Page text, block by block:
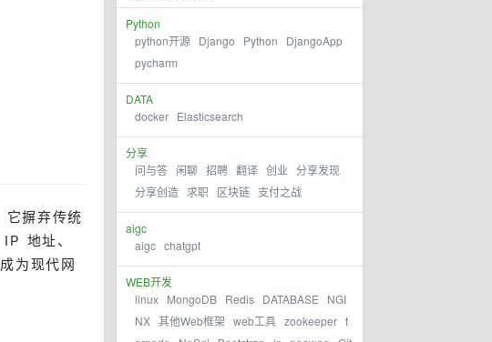
Python
python开源 Django Python
DjangoApp
pycharm
DATA
docker Elasticsearch
分享
问与答 闲聊 招聘 翻译 创业 分享发现
分享创造 求职 区块链 支付之战
aigc
aigc chatgpt
WEB开发
linux MongoDB Redis DATABASE
NGI
NX 其他Web框架 web工具 zookeeper t
它摒弃传统
地址、
为现代网